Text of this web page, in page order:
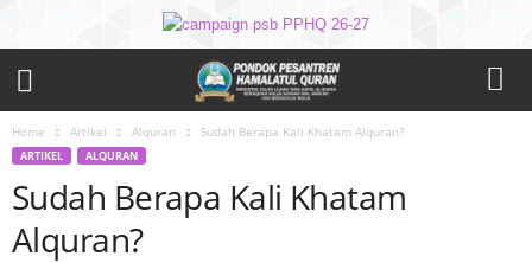
Home Artikel Alquran Sudah Berapa Kali Khatam Alquran?
ARTIKEL ALQURAN
Sudah Berapa Kali Khatam
Alquran?